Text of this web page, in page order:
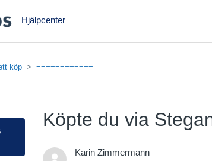
Hjälpcenter
köp ============
Köpte du via
Karin Zimmermann